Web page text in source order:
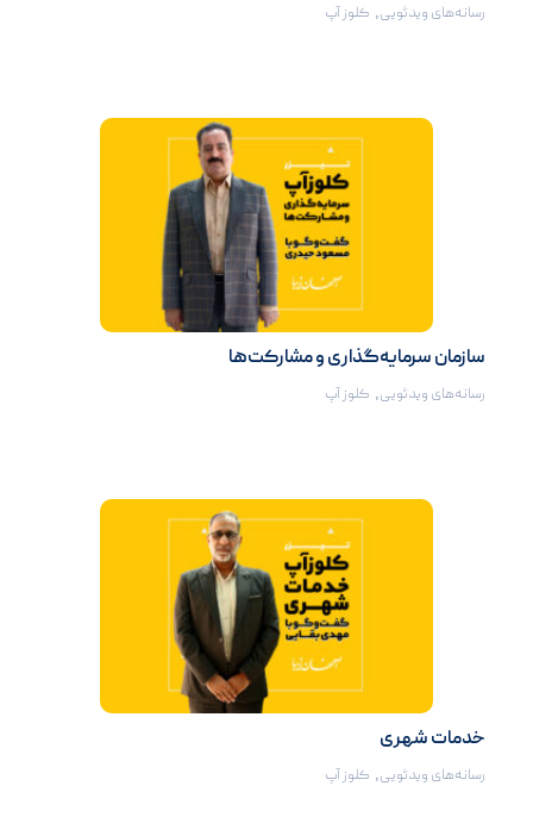
رسانه‌های ویدئویی, کلوز آپ
سازمان سرمایه‌گذاری و مشارکت‌ها
رسانه‌های ویدئویی, کلوز آپ
خدمات شهری
رسانه‌های ویدئویی, کلوز آپ